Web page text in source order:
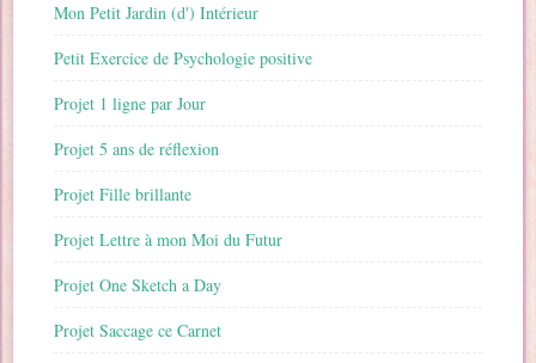
Mon Petit Jardin (d') Intérieur
Petit Exercice de Psychologie positive
Projet 1 ligne par Jour
Projet 5 ans de réflexion
Projet Fille brillante
Projet Lettre à mon Moi du Futur
Projet One Sketch a Day
Projet Saccage ce Carnet